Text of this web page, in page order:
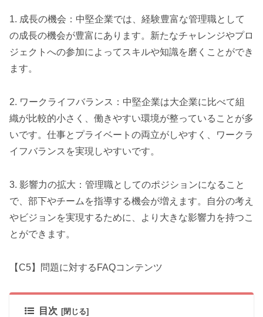
1. 成長の機会：中堅企業では、経験豊富な管理職として
の成長の機会が豊富にあります。新たなチャレンジやプロ
ジェクトへの参加によってスキルや知識を磨くことができ
ます。
2. ワークライフバランス：中堅企業は大企業に比べて組
織が比較的小さく、働きやすい環境が整っていることが多
いです。仕事とプライベートの両立がしやすく、ワークラ
イフバランスを実現しやすいです。
3. 影響力の拡大：管理職としてのポジションになること
で、部下やチームを指導する機会が増えます。自分の考え
やビジョンを実現するために、より大きな影響力を持つこ
とができます。
【C5】問題に対するFAQコンテンツ
目次